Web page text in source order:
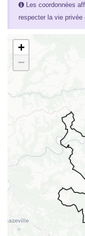
Les coordonnées
respecter la vie privée
+
−